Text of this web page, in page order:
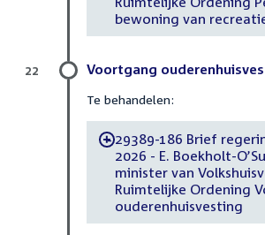
bewoning van
Voortgang
Te behandelen:
-29389-186 Brief
2026 - E. Boekholt-
minister van
Ruimtelijke Ordening
ouderenhuisvesting
22